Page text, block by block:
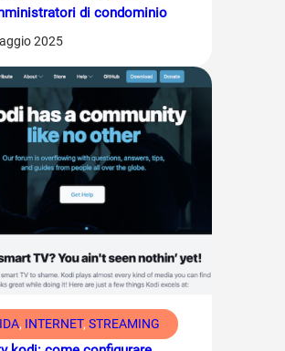
di condominio
2025
, INTERNET, STREAMING